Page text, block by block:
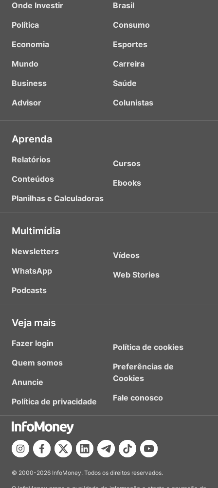
Onde Investir
Política
Economia
Mundo
Business
Advisor
Brasil
Consumo
Esportes
Carreira
Saúde
Colunistas
Aprenda
Relatórios
Conteúdos
Planilhas e Calculadoras
Cursos
Ebooks
Multimídia
Newsletters
WhatsApp
Podcasts
Vídeos
Web Stories
Veja mais
Fazer login
Quem somos
Anuncie
Política de privacidade
Política de cookies
Preferências de
Cookies
Fale conosco
© 2000-2026 InfoMoney. Todos os direitos reservados.